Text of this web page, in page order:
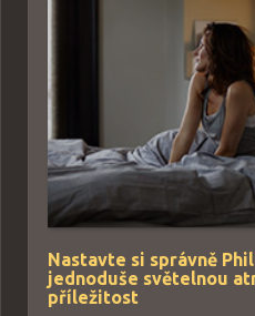
Nastavte si správně
jednoduše světelnou
příležitost